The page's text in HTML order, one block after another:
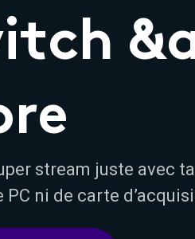
stream juste avec
PC ni de carte